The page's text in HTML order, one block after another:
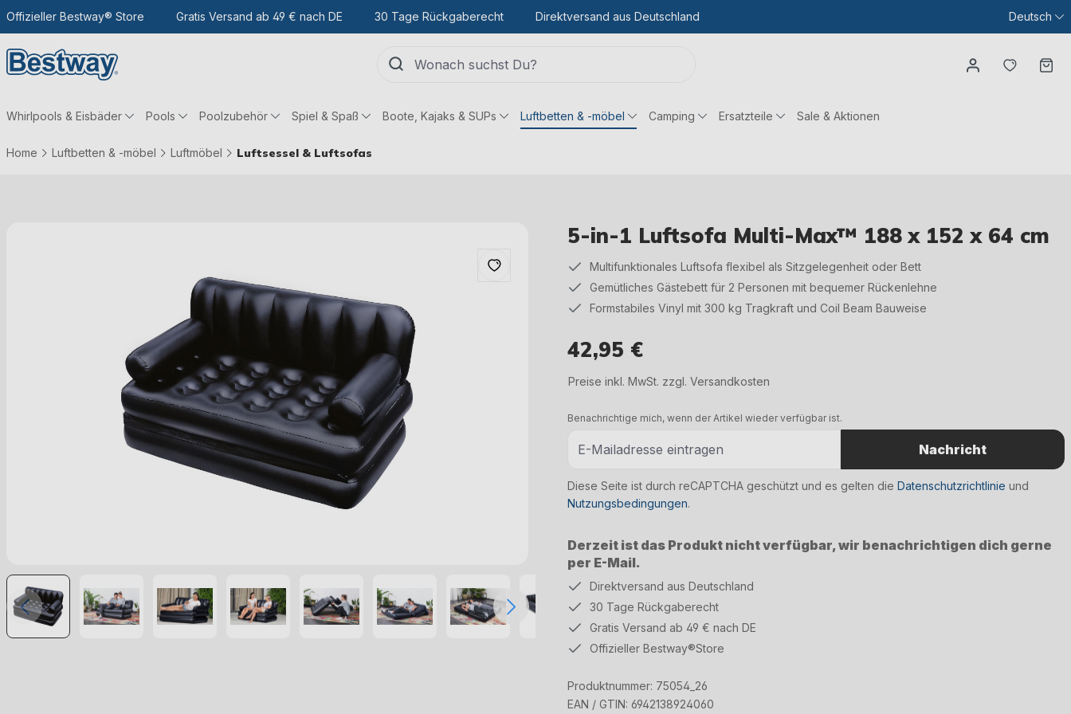
Hauptinhalt
Zur Suche
Zur Hauptnavigation
Offizieller Bestway® Store Gratis Versand ab 49 € nach DE 30 Tage Rückgaberecht Direktversand aus Deutschland Deutsch
Du
Whirlpools & Eisbäder Pools Poolzubehör Spiel & Spaß Boote, Kajaks & SUPs Luftbetten & -möbel Camping Ersatzteile Sale & Aktionen
Home Luftbetten & -möbel Luftmöbel Luftsessel & Luftsofas
5-in-1 Luftsofa Multi-Max™ 188 x 152 x 64 cm
Multifunktionales Luftsofa flexibel als Sitzgelegenheit oder Bett
Gemütliches Gästebett für 2 Personen mit bequemer Rückenlehne
Formstabiles Vinyl mit 300 kg Tragkraft und Coil Beam Bauweise
42,95 €
Preise inkl. MwSt. zzgl. Versandkosten
Derzeit ist das Produkt nicht verfügbar, wir benachrichtigen dich gerne
per E-Mail.
Benachrichtige mich, wenn der Artikel wieder verfügbar ist.
Nachricht
Diese Seite ist durch reCAPTCHA geschützt und es gelten die Datenschutzrichtlinie und
Nutzungsbedingungen.
Direktversand aus Deutschland
30 Tage Rückgaberecht
Gratis Versand ab 49 € nach DE
Offizieller Bestway®Store
Produktnummer: 75054_26
EAN / GTIN: 6942138924060